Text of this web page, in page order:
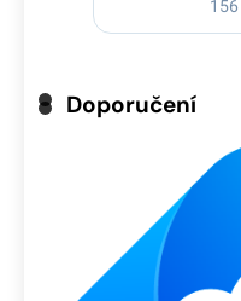
Doporučení